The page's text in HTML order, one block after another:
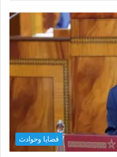
قضايا وحوادث